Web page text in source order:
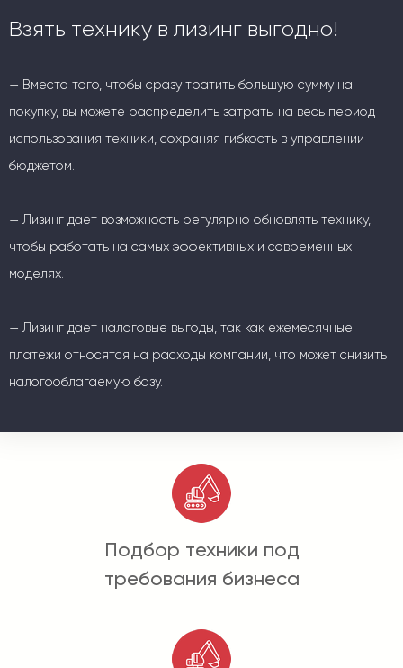
Взять технику в лизинг выгодно!
— Вместо того, чтобы сразу тратить большую сумму на
покупку, вы можете распределить затраты на весь период
использования техники, сохраняя гибкость в управлении
бюджетом.
— Лизинг дает возможность регулярно обновлять технику,
чтобы работать на самых эффективных и современных
моделях.
— Лизинг дает налоговые выгоды, так как ежемесячные
платежи относятся на расходы компании, что может снизить
налогооблагаемую базу.
Подбор техники под
требования бизнеса